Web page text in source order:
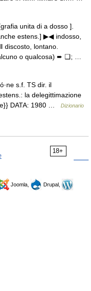
unita di a dosso ].
estens.] ▶◀ indosso,
discosto, lontano.
o qualcosa) ➨ ❑; …
s.f. TS dir. il
la delegittimazione
DATA: 1980 …
Dizionario
18+
Joomla,
Drupal,